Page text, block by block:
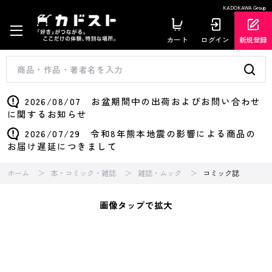
KADOKAWA Group
カート ログイン 新規登録
2026/08/07 お盆期間中の出荷およびお問い合わせ
に関するお知らせ
2026/07/29 令和8年熊本地震の影響による商品の
お届け遅延につきまして
ホーム 本・コミック・雑誌 雑誌・ムック コミック誌
画像タップで拡大